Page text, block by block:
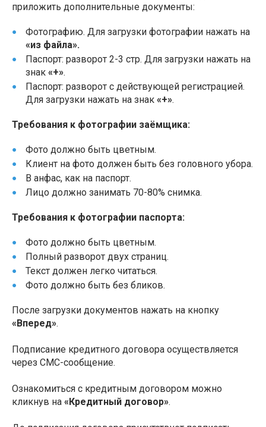
приложить дополнительные документы:
Фотографию. Для загрузки фотографии нажать на
«из файла».
Паспорт: разворот 2-3 стр. Для загрузки нажать на
знак «+».
Паспорт: разворот с действующей регистрацией.
Для загрузки нажать на знак «+».
Требования к фотографии заёмщика:
Фото должно быть цветным.
Клиент на фото должен быть без головного убора.
В анфас, как на паспорт.
Лицо должно занимать 70-80% снимка.
Требования к фотографии паспорта:
Фото должно быть цветным.
Полный разворот двух страниц.
Текст должен легко читаться.
Фото должно быть без бликов.
После загрузки документов нажать на кнопку
«Вперед».
Подписание кредитного договора осуществляется
через СМС-сообщение.
Ознакомиться с кредитным договором можно
кликнув на «Кредитный договор».